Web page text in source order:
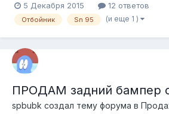
5 Декабря 2015 12 ответов
Отбойник Sn 95 (и еще 1 )
ПРОДАМ задний бампер
spbubk создал тему форума в